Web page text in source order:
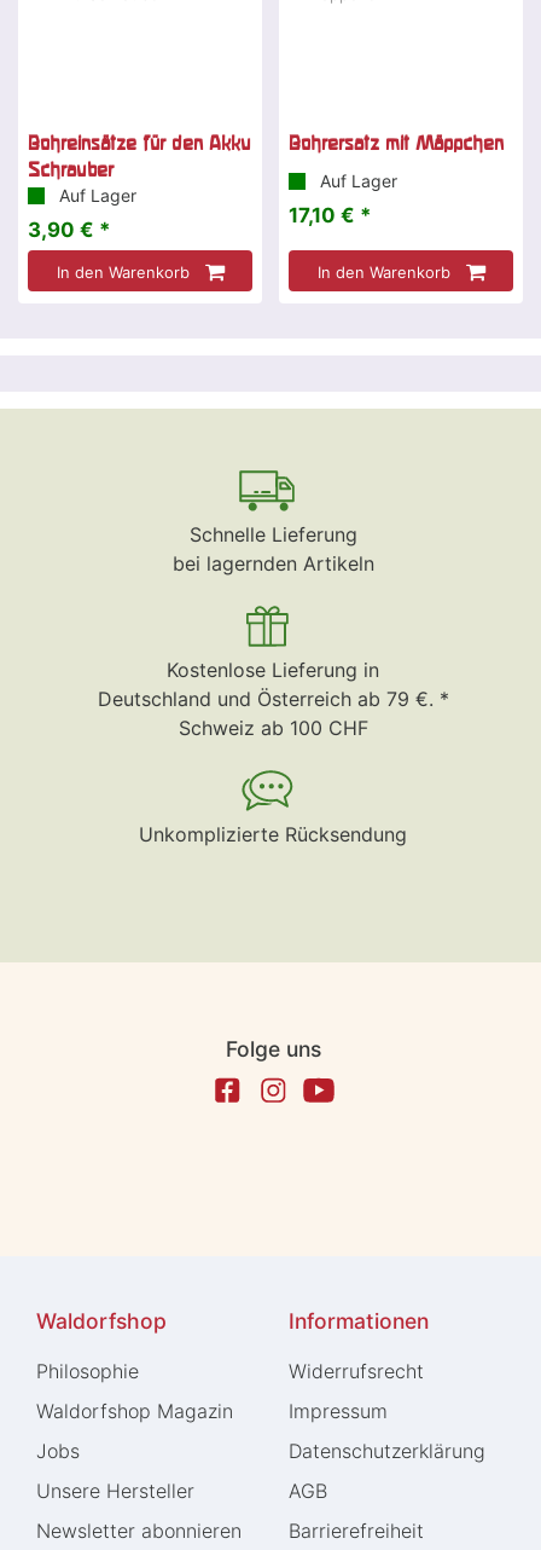
Bohreinsätze für den Akku
Schrauber
Auf Lager
3,90 € *
In den Warenkorb
Bohrersatz mit Mäppchen
Auf Lager
17,10 € *
In den Warenkorb
Schnelle Lieferung
bei lagernden Artikeln
Kostenlose Lieferung in
Deutschland und Österreich ab 79 €. *
Schweiz ab 100 CHF
Unkomplizierte Rücksendung
Folge uns
Waldorfshop
Philosophie
Waldorfshop Magazin
Jobs
Unsere Hersteller
Newsletter abonnieren
Informationen
Widerrufs­recht
Impressum
Daten­schutz­erklärung
AGB
Barrierefreiheit